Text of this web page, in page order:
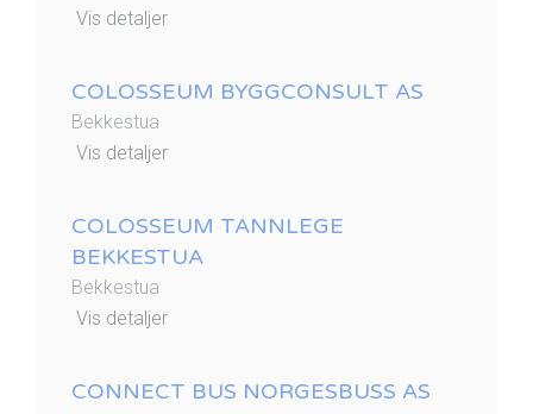
Vis detaljer
COLOSSEUM BYGGCONSULT AS
Bekkestua
Vis detaljer
COLOSSEUM TANNLEGE
BEKKESTUA
Bekkestua
Vis detaljer
CONNECT BUS NORGESBUSS AS